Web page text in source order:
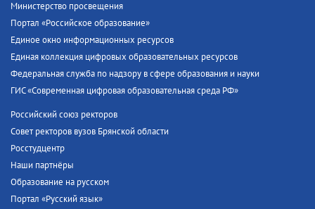
Министерство просвещения
Портал «Российское образование»
Единое окно информационных ресурсов
Единая коллекция цифровых образовательных ресурсов
Федеральная служба по надзору в сфере образования и науки
ГИС «Современная цифровая образовательная среда РФ»
Российский союз ректоров
Совет ректоров вузов Брянской области
Росстудцентр
Наши партнёры
Образование на русском
Портал «Русский язык»